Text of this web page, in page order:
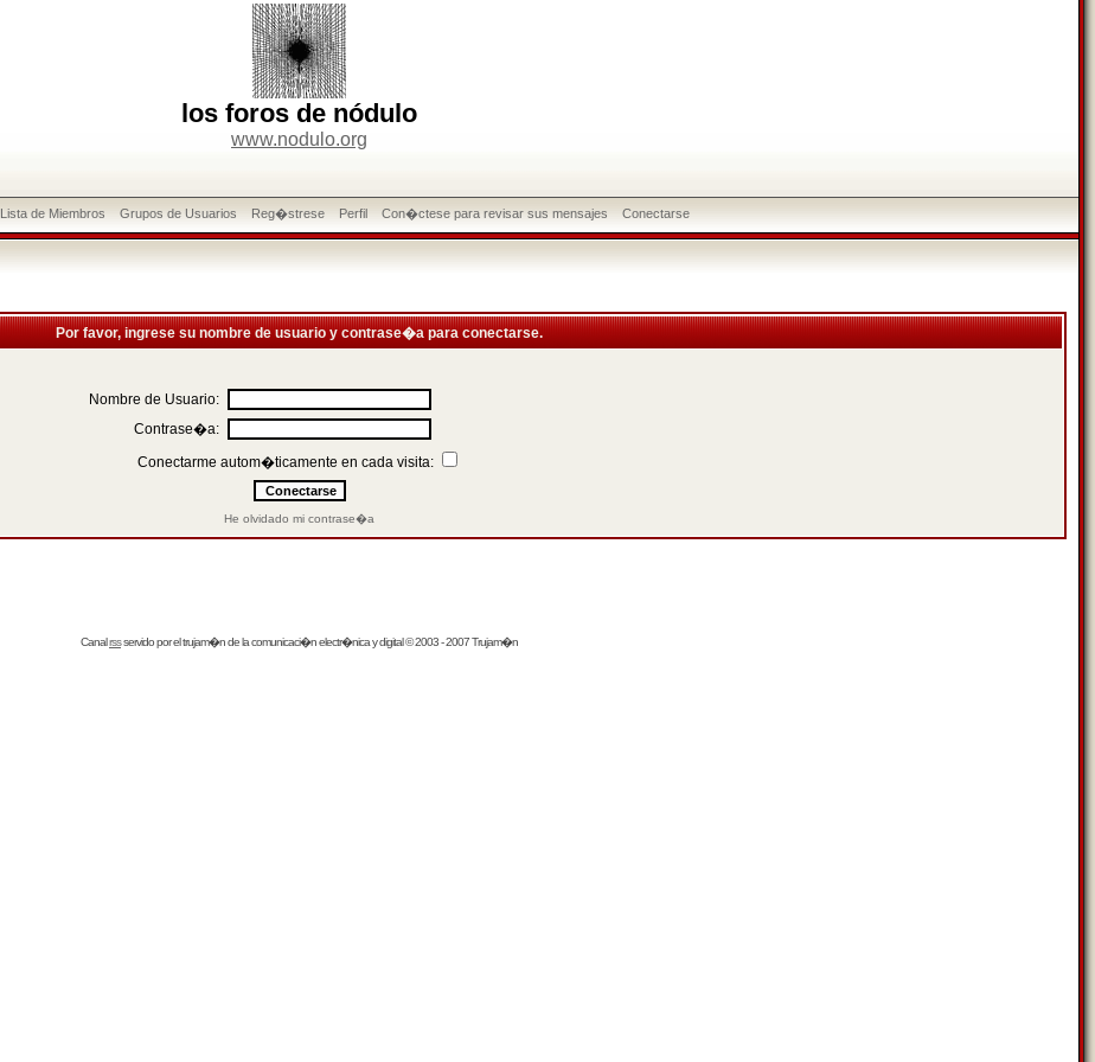
los foros de nódulo
www.nodulo.org
Lista de Miembros Grupos de Usuarios Reg�strese Perfil Con�ctese para revisar sus mensajes Conectarse
Por favor, ingrese su nombre de usuario y contrase�a para conectarse.
Nombre de Usuario:
Contrase�a:
Conectarme autom�ticamente en cada visita:
He olvidado mi contrase�a
Canalrssservido por eltrujam�nde la comunicaci�n electr�nica y digital © 2003 - 2007 Trujam�n